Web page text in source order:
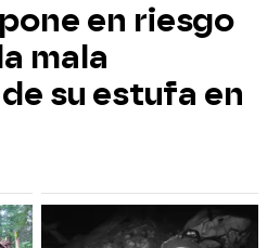
en riesgo
mala
su estufa en